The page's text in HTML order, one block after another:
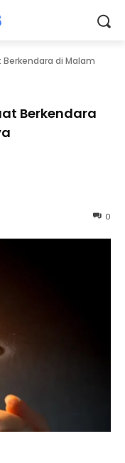
di Malam
Berkendara
0